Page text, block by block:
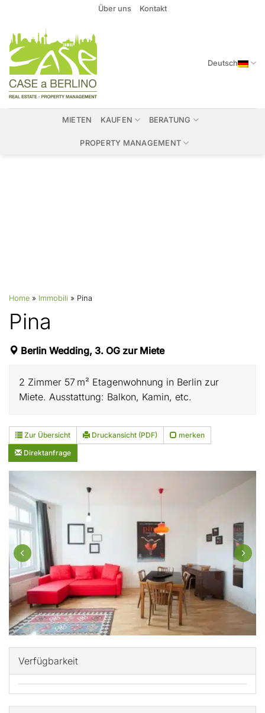
springen
Über uns Kontakt
Deutsch
MIETEN KAUFEN BERATUNG
PROPERTY MANAGEMENT
Home » Immobili » Pina
Pina
Berlin Wedding, 3. OG zur Miete
2 Zimmer 57 m² Etagenwohnung in Berlin zur
Miete. Ausstattung: Balkon, Kamin, etc.
Zur Übersicht Druckansicht (PDF)
merken
Direktanfrage
Verfügbarkeit